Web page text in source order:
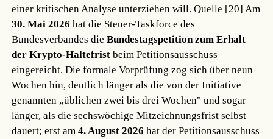
einer kritischen Analyse unterziehen will.Quelle [20] Am
30. Mai 2026 hat die Steuer-Taskforce des
Bundesverbandes dieBundestagspetition zum Erhalt
der Krypto-Haltefrist beim Petitionsausschuss
eingereicht. Die formale Vorprüfung zog sich über neun
Wochen hin, deutlich länger als die von der Initiative
genannten „üblichen zwei bis drei Wochen" und sogar
länger, als die sechswöchige Mitzeichnungsfrist selbst
dauert; erst am4. August 2026 hat der Petitionsausschuss